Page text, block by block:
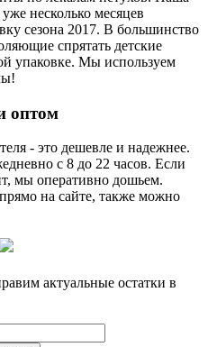
несколько месяцев
сезона 2017. В большинство
спрятать детские
упаковке. Мы используем
оптом
- это дешевле и надежнее.
с 8 до 22 часов. Если
мы оперативно дошьем.
на сайте, также можно
актуальные остатки в